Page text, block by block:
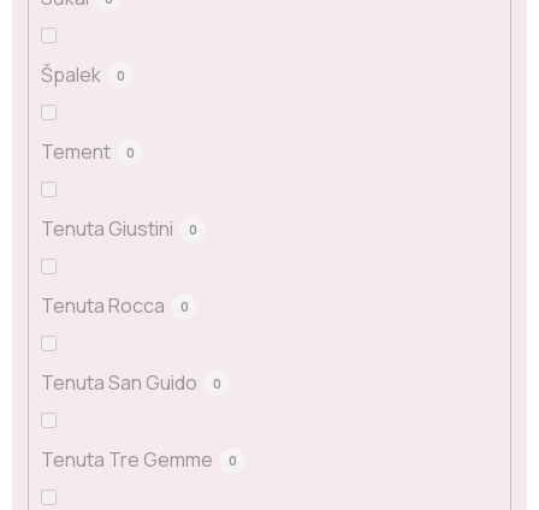
Špalek 0
Tement 0
Tenuta Giustini 0
Tenuta Rocca 0
Tenuta San Guido 0
Tenuta Tre Gemme 0